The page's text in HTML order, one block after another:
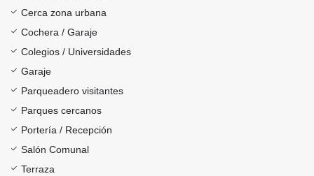
Cerca zona urbana
Cochera / Garaje
Colegios / Universidades
Garaje
Parqueadero visitantes
Parques cercanos
Portería / Recepción
Salón Comunal
Terraza